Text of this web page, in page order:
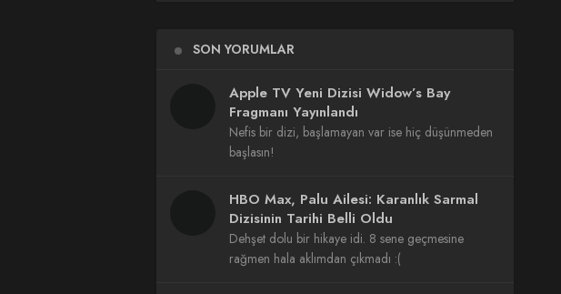
SON YORUMLAR
Apple TV Yeni Dizisi Widow’s Bay
Fragmanı Yayınlandı
Nefis bir dizi, başlamayan var ise hiç düşünmeden
başlasın!
HBO Max, Palu Ailesi: Karanlık Sarmal
Dizisinin Tarihi Belli Oldu
Dehşet dolu bir hikaye idi. 8 sene geçmesine
rağmen hala aklımdan çıkmadı :(